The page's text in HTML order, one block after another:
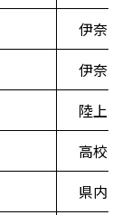
伊奈
伊奈
陸上
高校
県内